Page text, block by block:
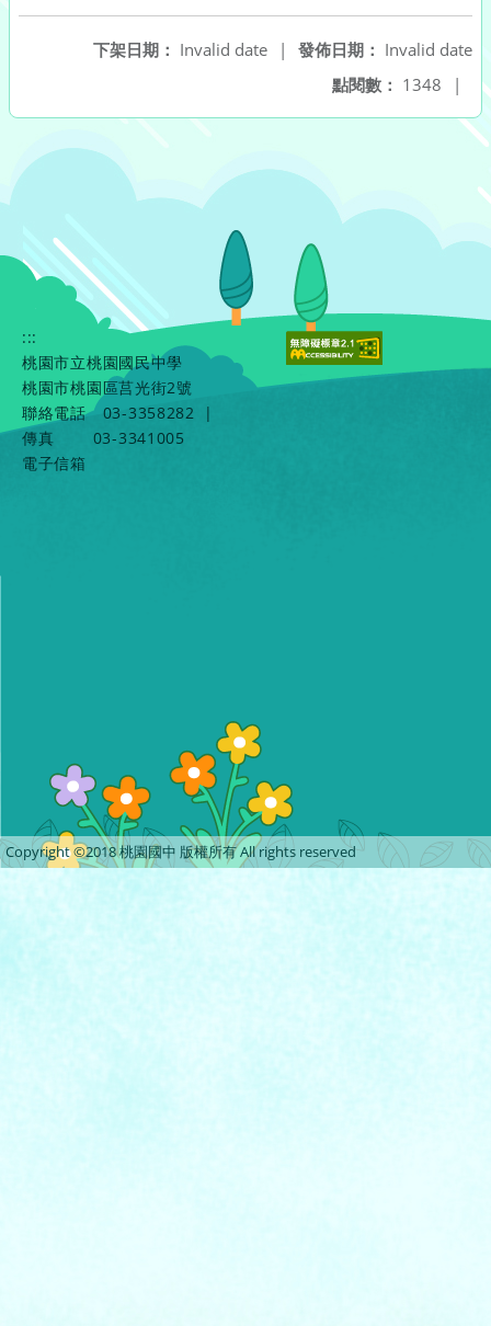
發佈日期： Invalid date
下架日期： Invalid date
|
點閱數： 1348 |
:::
桃園市立桃園國民中學
桃園市桃園區莒光街2號
聯絡電話
03-3358282
|
傳真
03-3341005
電子信箱
Copyright ©2018 桃園國中 版權所有 All rights reserved